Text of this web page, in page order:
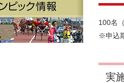
100名
※申込
実